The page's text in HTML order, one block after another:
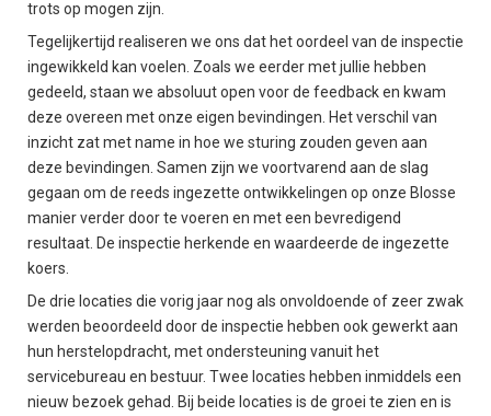
trots op mogen zijn.
Tegelijkertijd realiseren we ons dat het oordeel van de inspectie
ingewikkeld kan voelen. Zoals we eerder met jullie hebben
gedeeld, staan we absoluut open voor de feedback en kwam
deze overeen met onze eigen bevindingen. Het verschil van
inzicht zat met name in hoe we sturing zouden geven aan
deze bevindingen. Samen zijn we voortvarend aan de slag
gegaan om de reeds ingezette ontwikkelingen op onze Blosse
manier verder door te voeren en met een bevredigend
resultaat. De inspectie herkende en waardeerde de ingezette
koers.
De drie locaties die vorig jaar nog als onvoldoende of zeer zwak
werden beoordeeld door de inspectie hebben ook gewerkt aan
hun herstelopdracht, met ondersteuning vanuit het
servicebureau en bestuur. Twee locaties hebben inmiddels een
nieuw bezoek gehad. Bij beide locaties is de groei te zien en is